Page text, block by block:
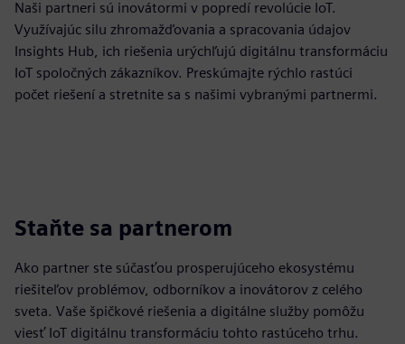
Naši partneri sú inovátormi v popredí revolúcie IoT.
Využívajúc silu zhromažďovania a spracovania údajov
Insights Hub, ich riešenia urýchľujú digitálnu transformáciu
IoT spoločných zákazníkov. Preskúmajte rýchlo rastúci
počet riešení a stretnite sa s našimi vybranými partnermi.
Staňte sa partnerom
Ako partner ste súčasťou prosperujúceho ekosystému
riešiteľov problémov, odborníkov a inovátorov z celého
sveta. Vaše špičkové riešenia a digitálne služby pomôžu
viesť IoT digitálnu transformáciu tohto rastúceho trhu.